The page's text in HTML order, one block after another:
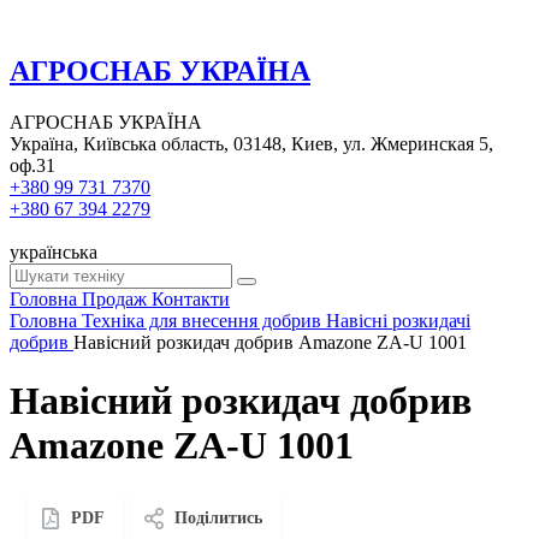
АГРОСНАБ УКРАЇНА
АГРОСНАБ УКРАЇНА
Україна, Київська область, 03148, Киев, ул. Жмеринская 5,
оф.31
+380 99 731 7370
+380 67 394 2279
українська
Головна Продаж Контакти
Головна Техніка для внесення добрив Навісні розкидачі
добрив Навісний розкидач добрив Amazone ZA-U 1001
Навісний розкидач добрив
Amazone ZA-U 1001
PDF Поділитись